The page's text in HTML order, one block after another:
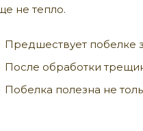
не тепло.
Предшествует побелке
После обработки
Побелка полезна не